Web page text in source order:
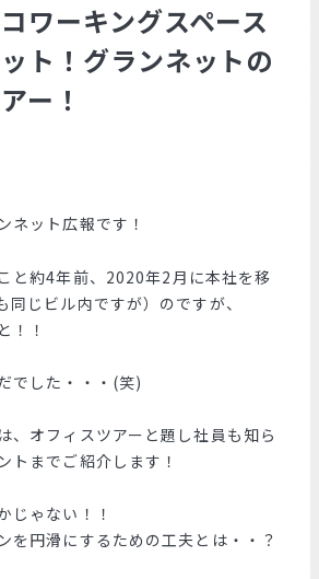
ワーキングスペース
ト！グランネットの
ー！
ネット広報です！
と約4年前、2020年2月に本社を移
同じビル内ですが）のですが、
！！
でした・・・(笑)
、オフィスツアーと題し社員も知ら
トまでご紹介します！
じゃない！！
を円滑にするための工夫とは・・？